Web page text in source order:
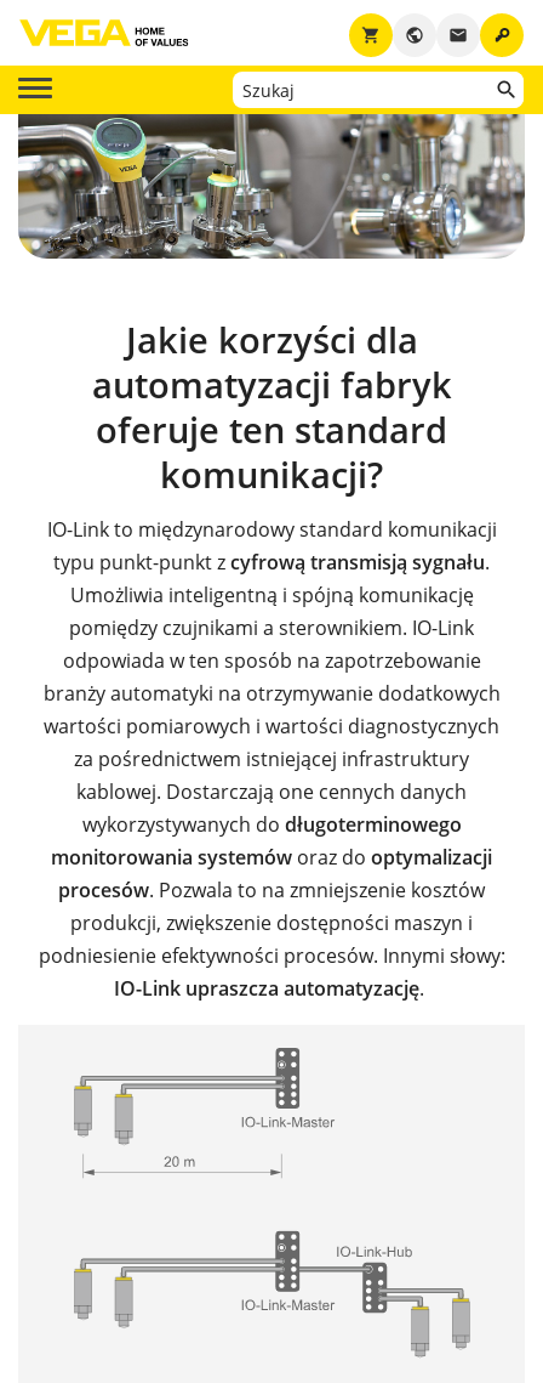
key
email
public
shopping_cart
Jakie korzyści dla
automatyzacji fabryk
oferuje ten standard
komunikacji?
IO-Link to międzynarodowy standard komunikacji
typu punkt-punkt zcyfrową transmisją sygnału.
Umożliwia inteligentną i spójną komunikację
pomiędzy czujnikami a sterownikiem. IO-Link
odpowiada w ten sposób na zapotrzebowanie
branży automatyki na otrzymywanie dodatkowych
wartości pomiarowych i wartości diagnostycznych
za pośrednictwem istniejącej infrastruktury
kablowej. Dostarczają one cennych danych
wykorzystywanych do długoterminowego
monitorowania systemów oraz do optymalizacji
procesów. Pozwala to na zmniejszenie kosztów
produkcji, zwiększenie dostępności maszyn i
podniesienie efektywności procesów. Innymi słowy:
IO-Link upraszcza automatyzację.